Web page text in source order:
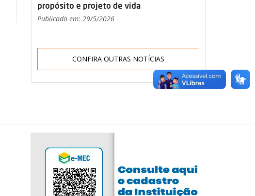
propósito e projeto de vida
Publicado em: 29/5/2026
CONFIRA OUTRAS NOTÍCIAS